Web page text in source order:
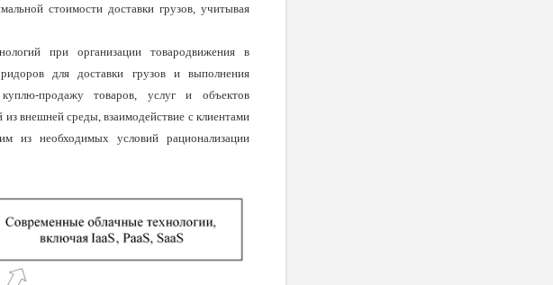
стоимости доставки грузов, учитывая
при организации товародвижения в
для доставки грузов и выполнения
продажу товаров, услуг и объектов
внешней среды, взаимодействие с клиентами
из необходимых условий рационализации